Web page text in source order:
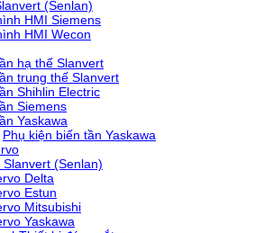
(Senlan)
HMI Siemens
HMI Wecon
hạ thế Slanvert
trung thế Slanvert
Shihlin Electric
Siemens
Yaskawa
Phụ kiện biến tần Yaskawa
Slanvert (Senlan)
Delta
Estun
Mitsubishi
Yaskawa